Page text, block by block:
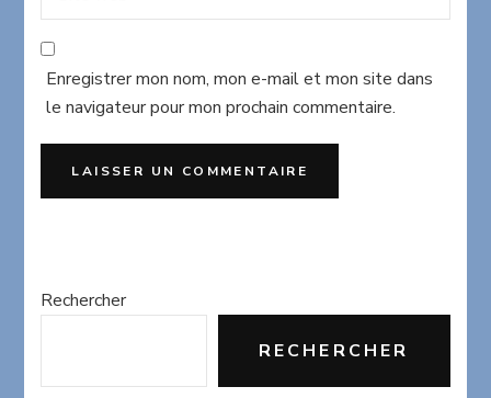
Enregistrer mon nom, mon e-mail et mon site dans
le navigateur pour mon prochain commentaire.
Rechercher
RECHERCHER